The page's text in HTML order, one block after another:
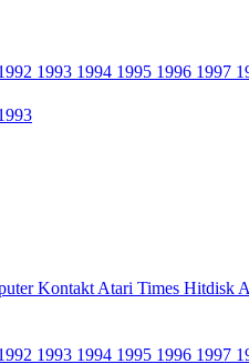
1993 1994 1995 1996 1997
Kontakt Atari Times Hitdisk
1993 1994 1995 1996 1997